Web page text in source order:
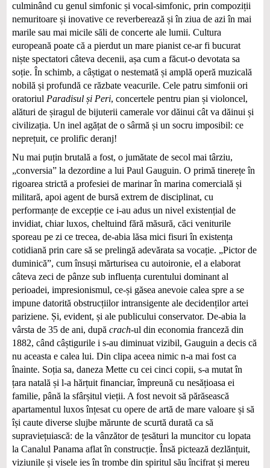
culminând cu genul simfonic și vocal-simfonic, prin compoziții
nemuritoare și inovative ce reverberează și în ziua de azi în mai
marile sau mai micile săli de concerte ale lumii. Cultura
europeană poate că a pierdut un mare pianist ce-ar fi bucurat
niște spectatori câteva decenii, așa cum a făcut-o devotata sa
soție. În schimb, a câștigat o nestemată și amplă operă muzicală
nobilă și profundă ce răzbate veacurile. Cele patru simfonii ori
oratoriul Paradisul și Peri, concertele pentru pian și violoncel,
alături de șiragul de bijuterii camerale vor dăinui cât va dăinui și
civilizația. Un inel agățat de o sârmă și un socru imposibil: ce
neprețuit, ce prolific deranj!
Nu mai puțin brutală a fost, o jumătate de secol mai târziu,
„conversia” la dezordine a lui Paul Gauguin. O primă tinerețe în
rigoarea strictă a profesiei de marinar în marina comercială și
militară, apoi agent de bursă extrem de disciplinat, cu
performanțe de excepție ce i-au adus un nivel existențial de
invidiat, chiar luxos, cheltuind fără măsură, căci veniturile
sporeau pe zi ce trecea, de-abia lăsa mici fisuri în existența
cotidiană prin care să se prelingă adevărata sa vocație. „Pictor de
duminică”, cum însuși mărturisea cu autoironie, el a elaborat
câteva zeci de pânze sub influența curentului dominant al
perioadei, impresionismul, ce-și găsea anevoie calea spre a se
impune datorită obstrucțiilor intransigente ale decidenților artei
pariziene. Și, evident, și ale publicului conservator. De-abia la
vârsta de 35 de ani, după crach-ul din economia franceză din
1882, când câștigurile i s-au diminuat vizibil, Gauguin a decis că
nu aceasta e calea lui. Din clipa aceea nimic n-a mai fost ca
înainte. Soția sa, daneza Mette cu cei cinci copii, s-a mutat în
țara natală și l-a hărțuit financiar, împreună cu nesățioasa ei
familie, până la sfârșitul vieții. A fost nevoit să părăsească
apartamentul luxos înțesat cu opere de artă de mare valoare și să
își caute diverse slujbe mărunte de scurtă durată ca să
supraviețuiască: de la vânzător de țesături la muncitor cu lopata
la Canalul Panama aflat în construcție. Însă pictează dezlănțuit,
viziunile și visele ies în trombe din spiritul său încifrat și mereu